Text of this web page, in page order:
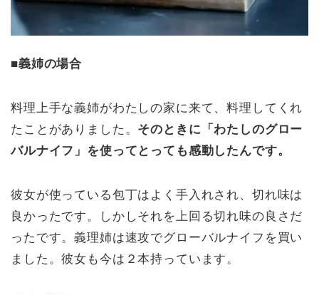
■義姉の場合
料理上手な義姉がわたしの家に来て、料理してくれ
たことがありました。 そのときに「わたしのグロー
バルナイフ」を使ってとっても感動したんです。
彼女が使っている包丁はよく手入れされ、切れ味は
良かったです。しかしそれを上回る切れ味の良さだ
ったです。義理姉は速攻でグローバルナイフを買い
ました。彼女も今は２本持っています。